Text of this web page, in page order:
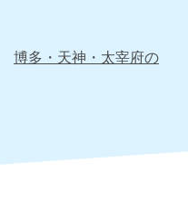
博多・天神・太宰府の